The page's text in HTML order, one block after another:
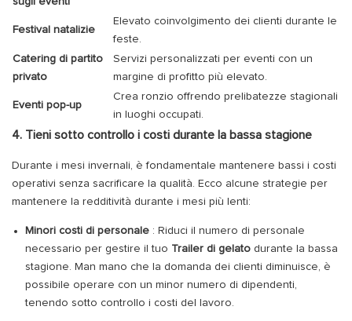
Festival natalizie
Elevato coinvolgimento dei clienti durante le
feste.
Catering di partito
privato
Servizi personalizzati per eventi con un
margine di profitto più elevato.
Eventi pop-up
Crea ronzio offrendo prelibatezze stagionali
in luoghi occupati.
4. Tieni sotto controllo i costi durante la bassa stagione
Durante i mesi invernali, è fondamentale mantenere bassi i costi
operativi senza sacrificare la qualità. Ecco alcune strategie per
mantenere la redditività durante i mesi più lenti:
Minori costi di personale : Riduci il numero di personale
necessario per gestire il tuo Trailer di gelato durante la bassa
stagione. Man mano che la domanda dei clienti diminuisce, è
possibile operare con un minor numero di dipendenti,
tenendo sotto controllo i costi del lavoro.